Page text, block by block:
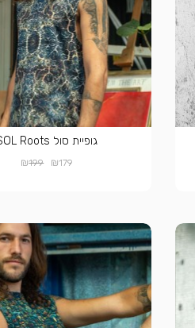
גופיית סול SOL Roots
₪179
₪199